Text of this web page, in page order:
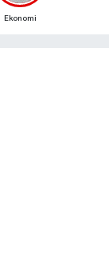
Ekonomi